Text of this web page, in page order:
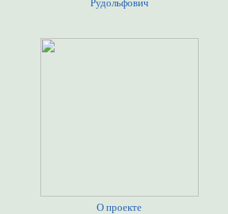
Рудольфович
О проекте